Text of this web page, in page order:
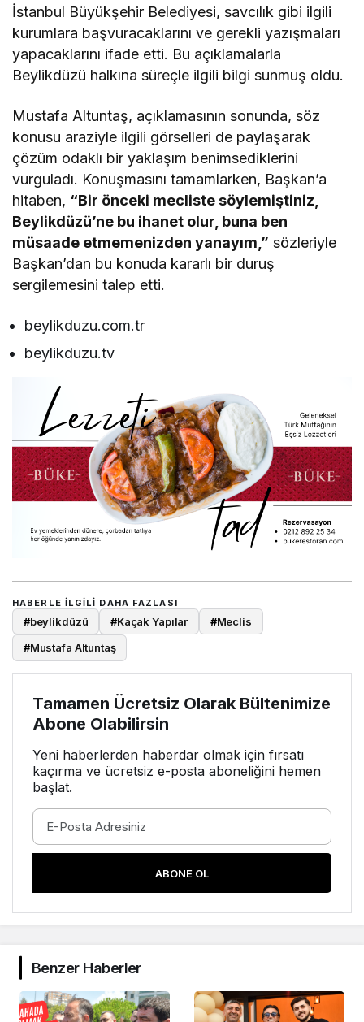
İstanbul Büyükşehir Belediyesi, savcılık gibi ilgili
kurumlara başvuracaklarını ve gerekli yazışmaları
yapacaklarını ifade etti. Bu açıklamalarla
Beylikdüzü halkına süreçle ilgili bilgi sunmuş oldu.
Mustafa Altuntaş, açıklamasının sonunda, söz
konusu araziyle ilgili görselleri de paylaşarak
çözüm odaklı bir yaklaşım benimsediklerini
vurguladı. Konuşmasını tamamlarken, Başkan’a
hitaben, “Bir önceki mecliste söylemiştiniz,
Beylikdüzü’ne bu ihanet olur, buna ben
müsaade etmemenizden yanayım,” sözleriyle
Başkan’dan bu konuda kararlı bir duruş
sergilemesini talep etti.
beylikduzu.com.tr
beylikduzu.tv
HABERLE ILGILI DAHA FAZLASI
#beylikdüzü #Kaçak Yapılar #Meclis
#Mustafa Altuntaş
Tamamen Ücretsiz Olarak Bültenimize
Abone Olabilirsin
Yeni haberlerden haberdar olmak için fırsatı
kaçırma ve ücretsiz e-posta aboneliğini hemen
başlat.
ABONE OL
Benzer Haberler